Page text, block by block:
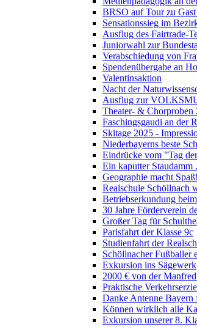
BRSO auf Tour zu
Sensationssieg im
Ausflug des Fairtrade-
Juniorwahl zur
Verabschiedung von
Spendenübergabe an
Valentinsaktion
Nacht der
Ausflug zur
Theater- & Chorproben
Faschingsgaudi an der
Skitage 2025 -
Niederbayerns beste
Eindrücke vom "Tag
Ein kaputter Staudamm
Geographie macht Spaß!
Realschule Schöllnach
Betriebserkundung
30 Jahre Förderverein
Großer Tag für
Parisfahrt der Klasse 9c
Studienfahrt der
Schöllnacher Fußballer
Exkursion ins Sägewerk
2000 € von der
Praktische
Danke Antenne
Können wirklich alle
Exkursion unserer 8.